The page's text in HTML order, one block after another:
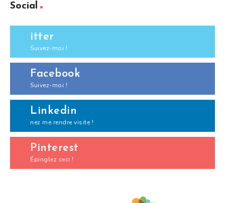
Social
itter
Suivez-moi !
Facebook
Suivez-moi !
Linkedin
nez me rendre visite !
Pinterest
Épinglez ceci !